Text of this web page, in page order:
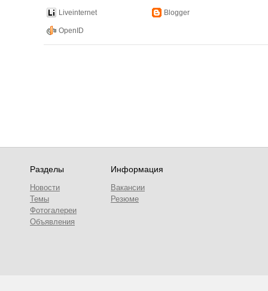
Liveinternet Blogger
OpenID
Разделы
Новости
Темы
Фотогалереи
Объявления
Информация
Вакансии
Резюме